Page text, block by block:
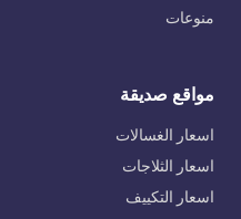
منوعات
مواقع صديقة
اسعار الغسالات
اسعار الثلاجات
اسعار التكييف